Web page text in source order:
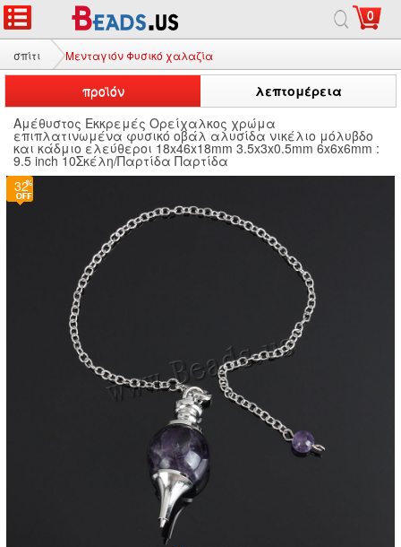
0
σπίτι Μενταγιόν Φυσικό χαλαζία
προϊόν
λεπτομέρεια
Αμέθυστος Εκκρεμές Ορείχαλκος χρώμα
επιπλατινωμένα φυσικό οβάλ αλυσίδα νικέλιο μόλυβδο
και κάδμιο ελεύθεροι 18x46x18mm 3.5x3x0.5mm 6x6x6mm :
9.5 inch 10Σκέλη/Παρτίδα Παρτίδα
32